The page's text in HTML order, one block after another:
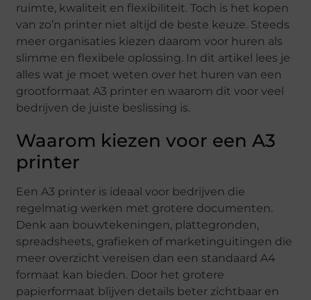
ruimte, kwaliteit en flexibiliteit. Toch is het kopen
van zo’n printer niet altijd de beste keuze. Steeds
meer organisaties kiezen daarom voor huren als
slimme en flexibele oplossing. In dit artikel lees je
alles wat je moet weten over het huren van een
grootformaat A3 printer en waarom dit voor veel
bedrijven de juiste beslissing is.
Waarom kiezen voor een A3
printer
Een A3 printer is ideaal voor bedrijven die
regelmatig werken met grotere documenten.
Denk aan bouwtekeningen, plattegronden,
spreadsheets, grafieken of marketinguitingen die
meer overzicht vereisen dan een standaard A4
formaat kan bieden. Door het grotere
papierformaat blijven details beter zichtbaar en